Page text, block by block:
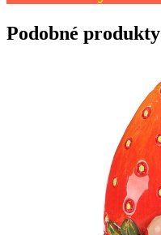
Podobné produkty